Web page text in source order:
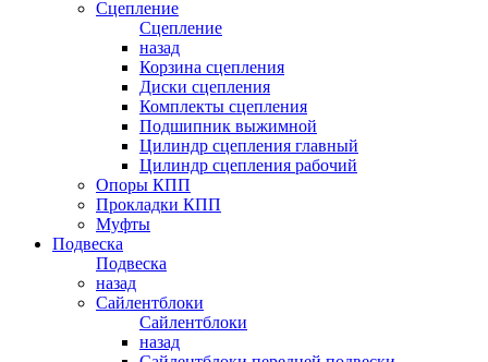
Сцепление
Сцепление
назад
Корзина сцепления
Диски сцепления
Комплекты сцепления
Подшипник выжимной
Цилиндр сцепления главный
Цилиндр сцепления рабочий
Опоры КПП
Прокладки КПП
Муфты
Подвеска
Подвеска
назад
Сайлентблоки
Сайлентблоки
назад